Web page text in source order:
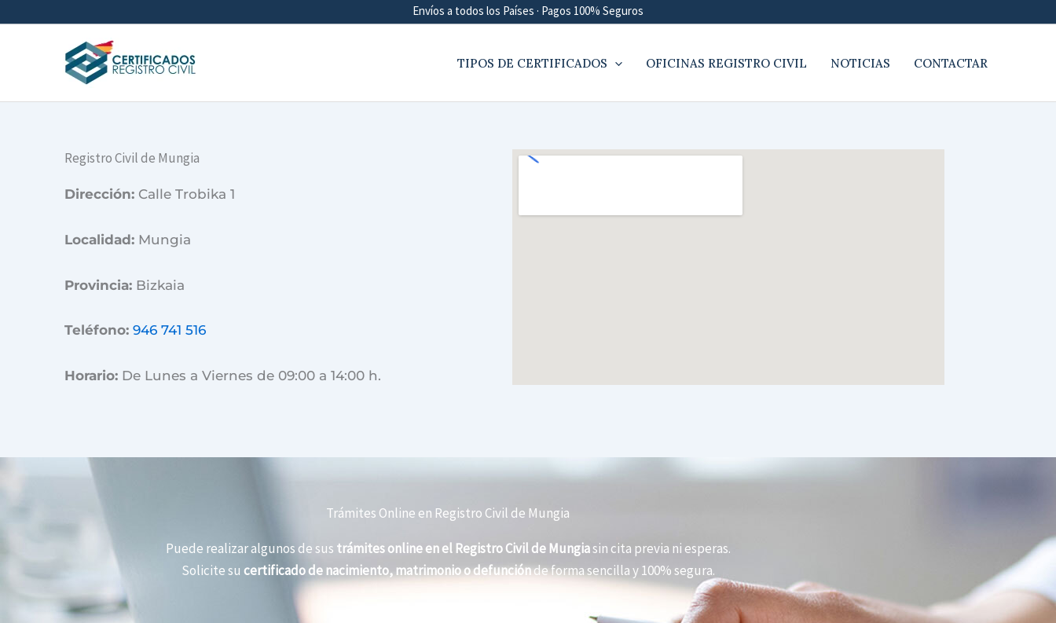
Envíos a todos los Países · Pagos 100% Seguros
TIPOS DE CERTIFICADOS OFICINAS REGISTRO CIVIL NOTICIAS CONTACTAR
Registro Civil de Mungia
Dirección: Calle Trobika 1
Localidad: Mungia
Provincia: Bizkaia
Teléfono: 946 741 516
Horario: De Lunes a Viernes de 09:00 a 14:00 h.
Trámites Online en Registro Civil de Mungia
Puede realizar algunos de sus trámites online en el Registro Civil de Mungiasin cita previa ni esperas.
Solicite su certificado de nacimiento, matrimonio o defunciónde forma sencilla y 100% segura.